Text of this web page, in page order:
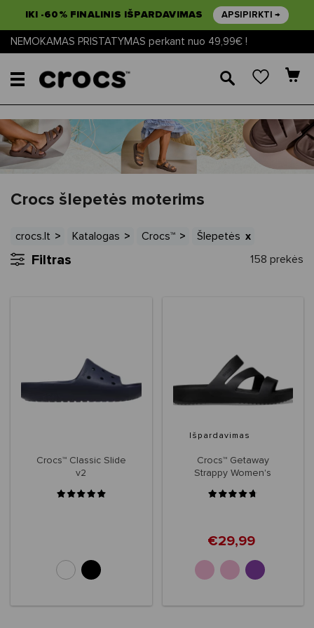
IKI -60% FINALINIS IŠPARDAVIMAS APSIPIRKTI →
NEMOKAMAS PRISTATYMAS perkant nuo 49,99€ !
🔎
Crocs šlepetės moterims
crocs.lt Katalogas Crocs™ Šlepetės
Filtras 158 prekės
Crocs™ Classic Slide
v2
Išpardavimas
Crocs™ Getaway
Strappy Women's
€29,99